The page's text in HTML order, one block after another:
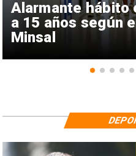
Alarmante hábito
a 15 años según
Minsal